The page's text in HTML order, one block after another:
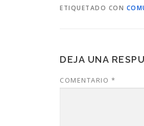
ETIQUETADO CON
DEJA UNA
COMENTARIO *